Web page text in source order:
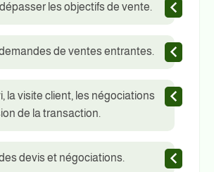
les objectifs de vente.
de ventes entrantes.
la visite client, les négociations
de la transaction.
devis et négociations.